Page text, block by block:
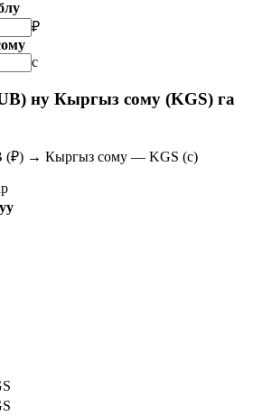
₽
с
ну Кыргыз сому (KGS) га
(₽) → Кыргыз сому — KGS (с)